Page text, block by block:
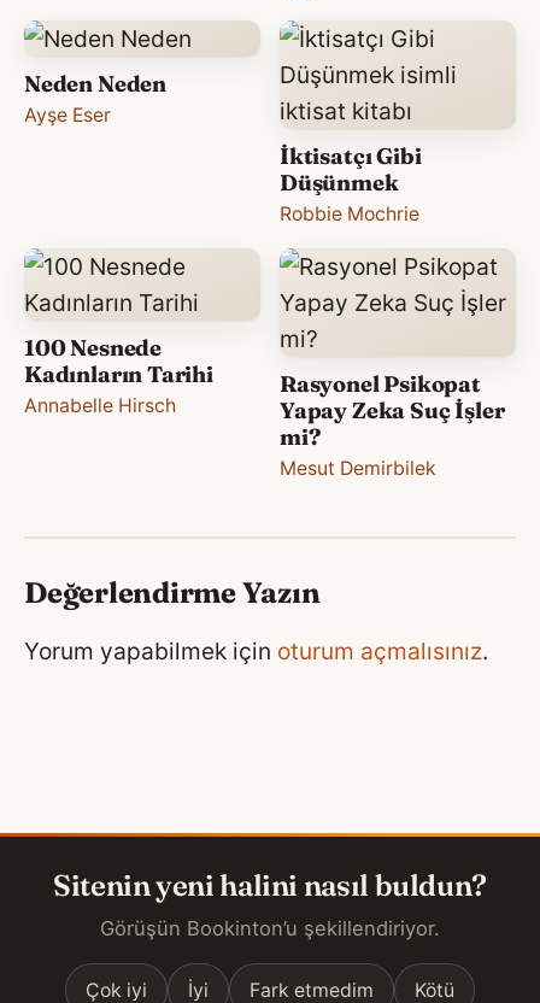
Neden Neden
Ayşe Eser
İktisatçı Gibi
Düşünmek
Robbie Mochrie
100 Nesnede
Kadınların Tarihi
Annabelle Hirsch
Rasyonel Psikopat
Yapay Zeka Suç İşler
mi?
Mesut Demirbilek
Değerlendirme Yazın
Yorum yapabilmek için oturum açmalısınız.
Sitenin yeni halini nasıl buldun?
Görüşün Bookinton’u şekillendiriyor.
Çok iyi İyi Fark etmedim Kötü